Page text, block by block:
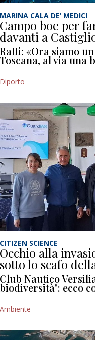
MARINA CALA DE’ MEDICI
Campo boe per
davanti a
Ratti: «Ora siamo
Toscana, al via una
Diporto
CITIZEN SCIENCE
Occhio alla
sotto lo scafo
Club Nautico
biodiversità": ecco
Ambiente